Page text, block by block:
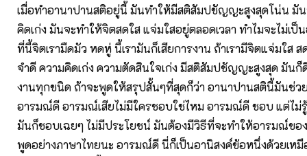
เมื่อทำอานาปานสติอยู่นี้ มันทำให้มีสติสัมปชัญญะสูงสุดโน่น มัน
คิดเก่ง มันจะทำให้จิตสดใส แจ่มใสอยู่ตลอดเวลา ทำไมจะไม่เ
ที่นี้จิตเรามืดมัว หดหู่ นี้เรามันก็เสียการงาน ถ้าเรามีจิตแจ่มใส
จำดี ความคิดเก่ง ความตัดสินใจเก่ง มีสติสัมปชัญญะสูงสุด มัน
งานทุกชนิด ถ้าจะพูดให้สรุปสั้นๆที่สุดก็ว่า อานาปานสตินี้มันช่ว
อารมณ์ดี อารมณ์เสียไม่มีใครชอบใช่ไหม อารมณ์ดี ชอบ แต่ไม่รู้
มันก็ชอบเฉยๆ ไม่มีประโยชน์ มันต้องมีวิธีที่จะทำให้อารมณ์ของ
พูดอย่างภาษาไทยนะ อารมณ์ดี นี่ก็เป็นอานิสงค์ข้อหนึ่งด้วยเห